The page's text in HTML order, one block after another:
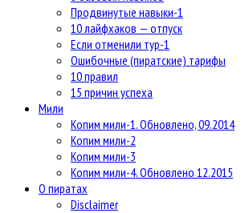
Продвинутые навыки-1
10 лайфхаков — отпуск
Если отменили тур-1
Ошибочные (пиратские) тарифы
10 правил
15 причин успеха
Мили
Копим мили-1. Обновлено, 09.2014
Копим мили-2
Копим мили-3
Копим мили-4. Обновлено 12.2015
О пиратах
Disclaimer